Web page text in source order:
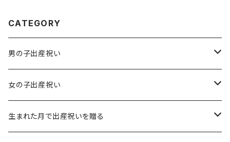
CATEGORY
男の子出産祝い
男の子出産祝い 6,600円（税込）
男の子出産祝い 8,800円（税込）
女の子出産祝い
女の子出産祝い 6,600円（税込）
生まれた月で出産祝いを贈る